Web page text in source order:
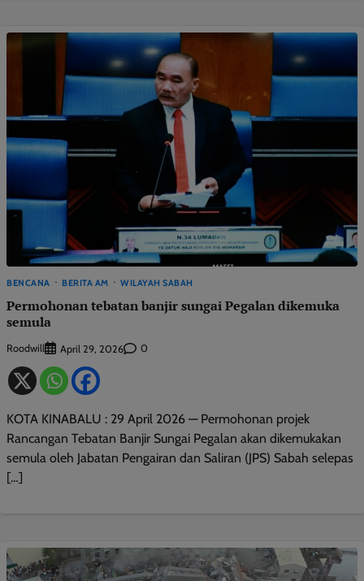
BENCANA BERITA AM WILAYAH SABAH
Permohonan tebatan banjir sungai Pegalan dikemuka
semula
Roodwill April 29, 2026 0
KOTA KINABALU : 29 April 2026 — Permohonan projek
Rancangan Tebatan Banjir Sungai Pegalan akan dikemukakan
semula oleh Jabatan Pengairan dan Saliran (JPS) Sabah selepas
[…]